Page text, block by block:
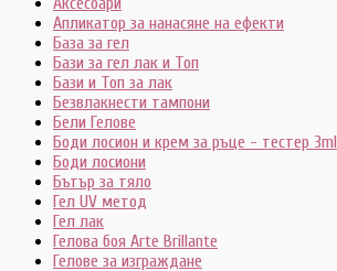
Апликатор за нанасяне на ефекти
База за гел
Бази за гел лак и Топ
Бази и Топ за лак
Безвлакнести тампони
Бели Гелове
Боди лосион и крем за ръце - тестер 3ml
Боди лосиони
Бътър за тяло
Гел UV метод
Гел лак
Гелова боя Arte Brillante
Гелове за изграждане